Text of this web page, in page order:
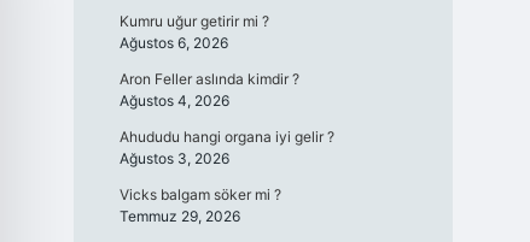
Kumru uğur getirir mi ?
Ağustos 6, 2026
Aron Feller aslında kimdir ?
Ağustos 4, 2026
Ahududu hangi organa iyi gelir ?
Ağustos 3, 2026
Vicks balgam söker mi ?
Temmuz 29, 2026